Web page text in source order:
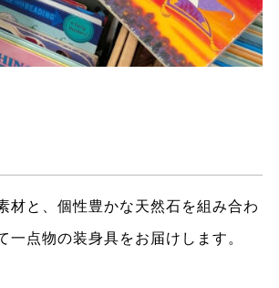
材と、個性豊かな天然石を組み合わ
一点物の装身具をお届けします。